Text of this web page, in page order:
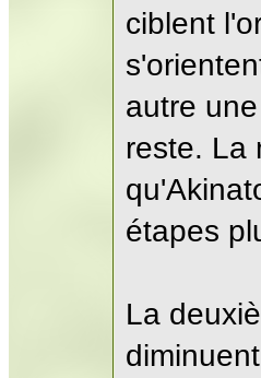
ciblent
autre
reste. La
étapes
La